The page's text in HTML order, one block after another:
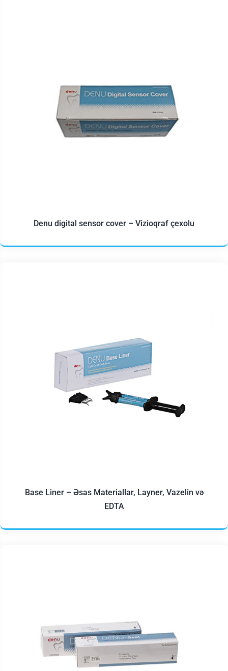
Denu digital sensor cover – Vizioqraf çexolu
Base Liner – Əsas Materiallar, Layner, Vazelin və
EDTA